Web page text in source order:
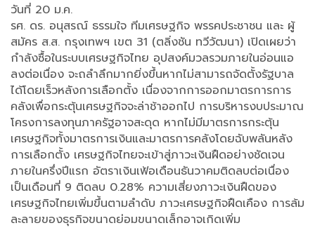
วันที่ 20 ม.ค.
รศ. ดร. อนุสรณ์ ธรรมใจ ทีมเศรษฐกิจ พรรคประชาชน และ ผู้
สมัคร ส.ส. กรุงเทพฯ เขต 31 (ตลิ่งชัน ทวีวัฒนา) เปิดเผยว่า
กำลังซื้อในระบบเศรษฐกิจไทย อุปสงค์มวลรวมภายในอ่อนแอ
ลงต่อเนื่อง จะถลำลึกมากยิ่งขึ้นหากไม่สามารถจัดตั้งรัฐบาล
ได้โดยเร็วหลังการเลือกตั้ง เนื่องจากการออกมาตรการการ
คลังเพื่อกระตุ้นเศรษฐกิจจะล่าช้าออกไป การบริหารงบประมาณ
โครงการลงทุนภาครัฐอาจสะดุด หากไม่มีมาตรการกระตุ้น
เศรษฐกิจทั้งมาตรการเงินและมาตรการคลังโดยฉับพลันหลัง
การเลือกตั้ง เศรษฐกิจไทยจะเข้าสู่ภาวะเงินฝืดอย่างชัดเจน
ภายในครึ่งปีแรก อัตราเงินเฟ้อเดือนธันวาคมติดลบต่อเนื่อง
เป็นเดือนที่ 9 ติดลบ 0.28% ความเสี่ยงภาวะเงินฝืดของ
เศรษฐกิจไทยเพิ่มขึ้นตามลำดับ ภาวะเศรษฐกิจฝืดเคือง การล้ม
ละลายของธุรกิจขนาดย่อมขนาดเล็กอาจเกิดเพิ่ม